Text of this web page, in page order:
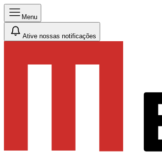
Menu
Ative nossas notificações